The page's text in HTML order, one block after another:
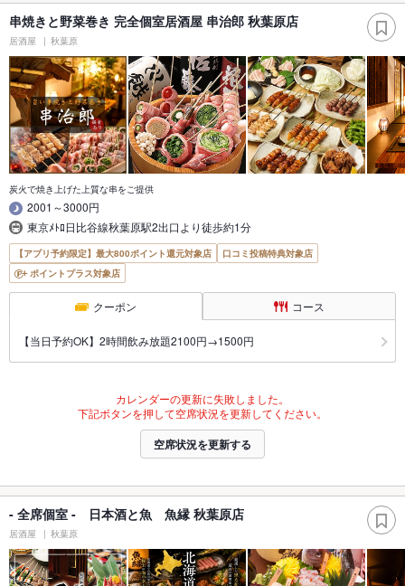
串焼きと野菜巻き 完全個室居酒屋 串治郎 秋葉原店
居酒屋 秋葉原
炭火で焼き上げた上質な串をご提供
2001～3000円
東京ﾒﾄﾛ日比谷線秋葉原駅2出口より徒歩約1分
【アプリ予約限定】最大800ポイント還元対象店
口コミ投稿特典対象店
ポイントプラス対象店
クーポン コース
【当日予約OK】2時間飲み放題2100円→1500円
カレンダーの更新に失敗しました。
下記ボタンを押して空席状況を更新してください。
空席状況を更新する
- 全席個室 - 日本酒と魚 魚縁 秋葉原店
居酒屋 秋葉原